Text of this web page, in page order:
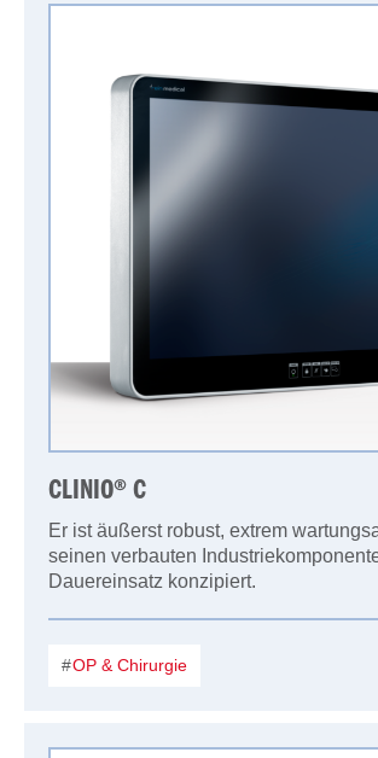
CLINIO® C
Er ist äußerst robust, extrem
seinen verbauten
Dauereinsatz konzipiert.
OP & Chirurgie